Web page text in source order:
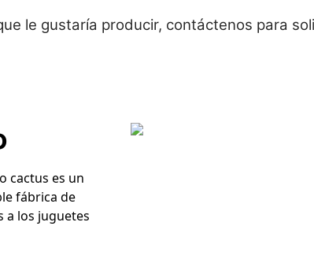
le gustaría producir, contáctenos para
cactus es un
fábrica de
a los juguetes